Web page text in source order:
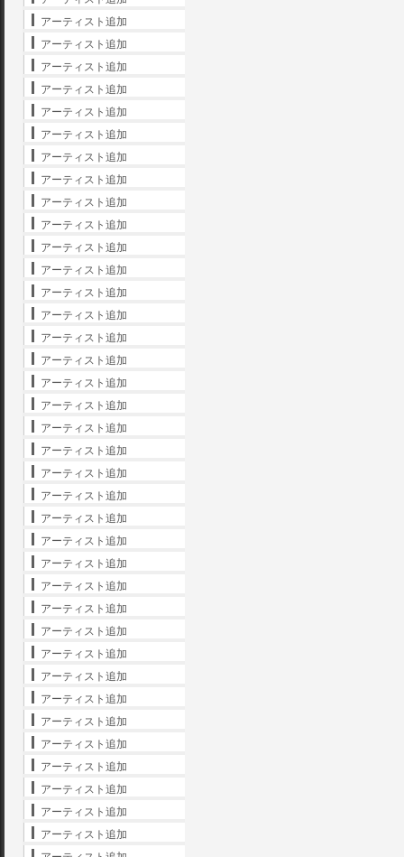
アーティスト追加
アーティスト追加
アーティスト追加
アーティスト追加
アーティスト追加
アーティスト追加
アーティスト追加
アーティスト追加
アーティスト追加
アーティスト追加
アーティスト追加
アーティスト追加
アーティスト追加
アーティスト追加
アーティスト追加
アーティスト追加
アーティスト追加
アーティスト追加
アーティスト追加
アーティスト追加
アーティスト追加
アーティスト追加
アーティスト追加
アーティスト追加
アーティスト追加
アーティスト追加
アーティスト追加
アーティスト追加
アーティスト追加
アーティスト追加
アーティスト追加
アーティスト追加
アーティスト追加
アーティスト追加
アーティスト追加
アーティスト追加
アーティスト追加